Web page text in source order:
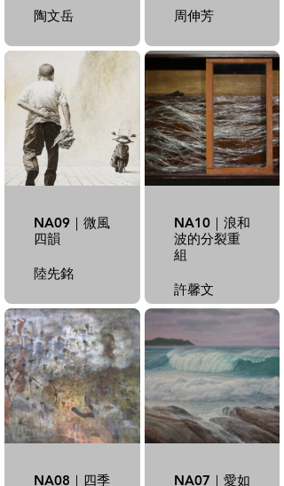
陶文岳 周伸芳
NA09｜微風
四韻
陸先銘
NA10｜浪和
波的分裂重
組
許馨文
NA08｜四季
NA07｜愛如